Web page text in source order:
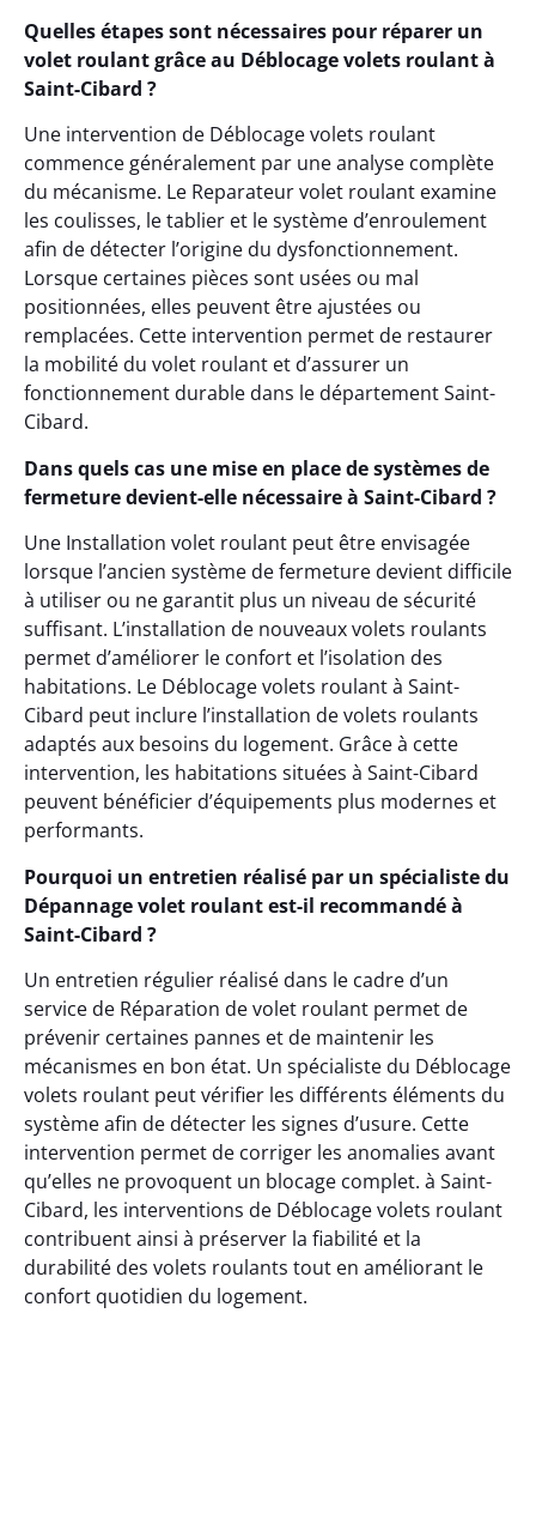
Quelles étapes sont nécessaires pour réparer un
volet roulant grâce au Déblocage volets roulant à
Saint-Cibard ?
Une intervention de Déblocage volets roulant
commence généralement par une analyse complète
du mécanisme. Le Reparateur volet roulant examine
les coulisses, le tablier et le système d’enroulement
afin de détecter l’origine du dysfonctionnement.
Lorsque certaines pièces sont usées ou mal
positionnées, elles peuvent être ajustées ou
remplacées. Cette intervention permet de restaurer
la mobilité du volet roulant et d’assurer un
fonctionnement durable dans le département Saint-
Cibard.
Dans quels cas une mise en place de systèmes de
fermeture devient-elle nécessaire à Saint-Cibard ?
Une Installation volet roulant peut être envisagée
lorsque l’ancien système de fermeture devient difficile
à utiliser ou ne garantit plus un niveau de sécurité
suffisant. L’installation de nouveaux volets roulants
permet d’améliorer le confort et l’isolation des
habitations. Le Déblocage volets roulant à Saint-
Cibard peut inclure l’installation de volets roulants
adaptés aux besoins du logement. Grâce à cette
intervention, les habitations situées à Saint-Cibard
peuvent bénéficier d’équipements plus modernes et
performants.
Pourquoi un entretien réalisé par un spécialiste du
Dépannage volet roulant est-il recommandé à
Saint-Cibard ?
Un entretien régulier réalisé dans le cadre d’un
service de Réparation de volet roulant permet de
prévenir certaines pannes et de maintenir les
mécanismes en bon état. Un spécialiste du Déblocage
volets roulant peut vérifier les différents éléments du
système afin de détecter les signes d’usure. Cette
intervention permet de corriger les anomalies avant
qu’elles ne provoquent un blocage complet. à Saint-
Cibard, les interventions de Déblocage volets roulant
contribuent ainsi à préserver la fiabilité et la
durabilité des volets roulants tout en améliorant le
confort quotidien du logement.